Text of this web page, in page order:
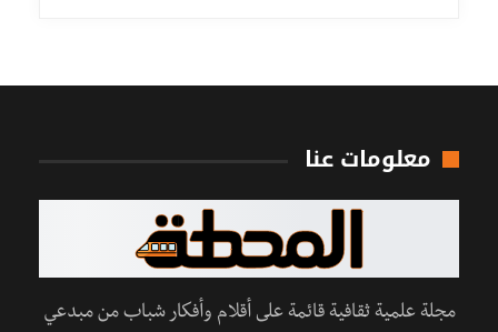
معلومات عنا
مجلة علمية ثقافية قائمة على أقلام وأفكار شباب من مبدعي